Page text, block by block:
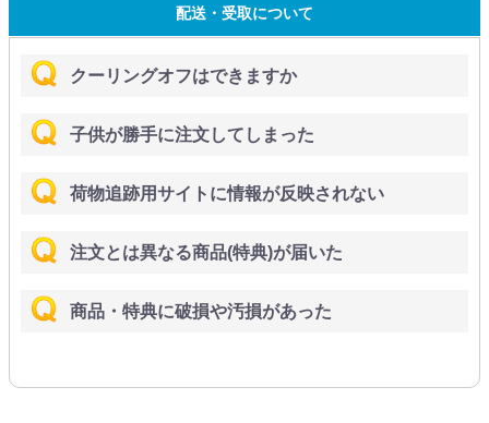
配送・受取について
クーリングオフはできますか
子供が勝手に注文してしまった
荷物追跡用サイトに情報が反映されない
注文とは異なる商品(特典)が届いた
商品・特典に破損や汚損があった